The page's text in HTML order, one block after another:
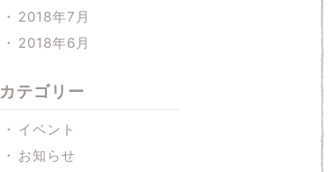
2018年7月
2018年6月
カテゴリー
イベント
お知らせ